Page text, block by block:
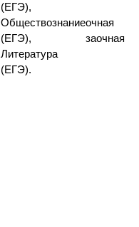
(ЕГЭ),
Обществознание
(ЕГЭ),
Литература
(ЕГЭ).
очная
заочная